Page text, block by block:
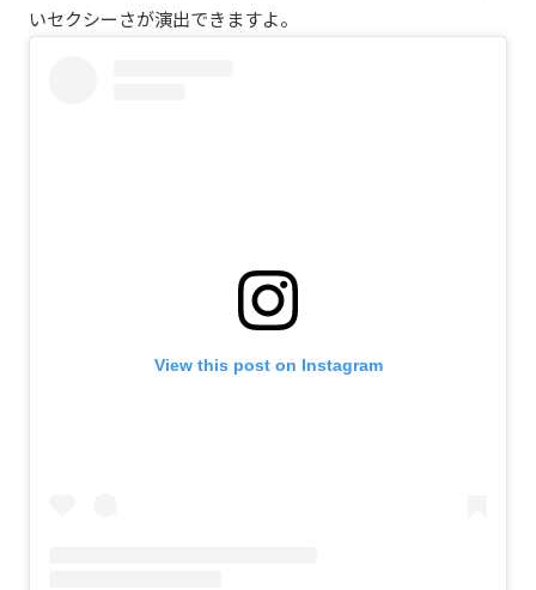
いセクシーさが演出できますよ。
View this post on Instagram